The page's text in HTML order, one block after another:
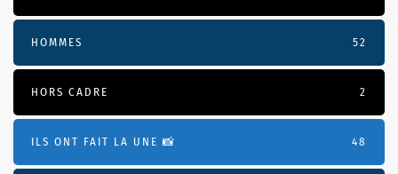
HOMMES 52
HORS CADRE 2
ILS ONT FAIT LA UNE 📸 48